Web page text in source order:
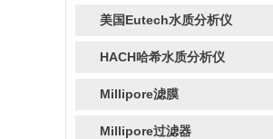
美国Eutech水质分析仪
HACH哈希水质分析仪
Millipore滤膜
Millipore过滤器